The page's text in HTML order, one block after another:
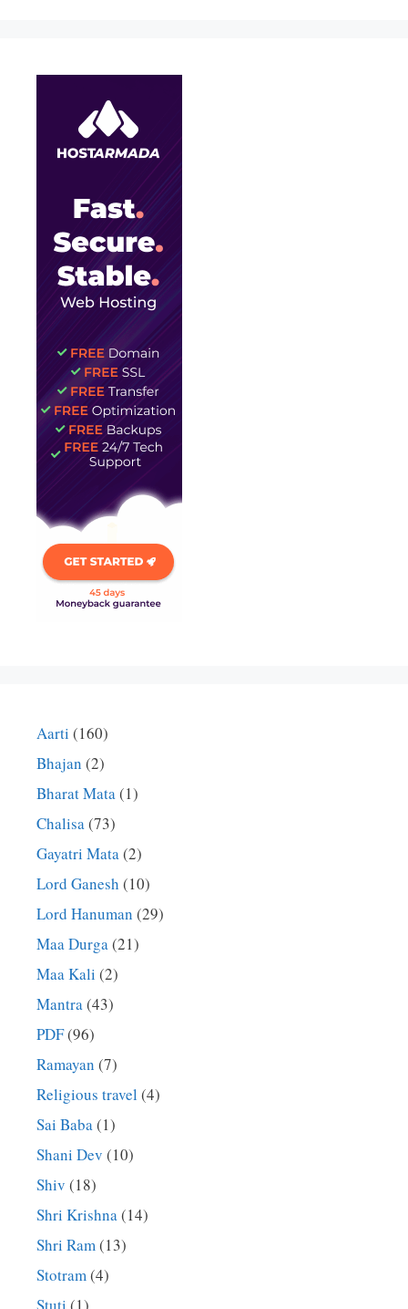
Aarti (160)
Bhajan (2)
Bharat Mata(1)
Chalisa(73)
Gayatri Mata(2)
Lord Ganesh (10)
Lord Hanuman (29)
Maa Durga(21)
Maa Kali (2)
Mantra(43)
PDF(96)
Ramayan (7)
Religious travel (4)
Sai Baba(1)
Shani Dev (10)
Shiv (18)
Shri Krishna(14)
Shri Ram(13)
Stotram(4)